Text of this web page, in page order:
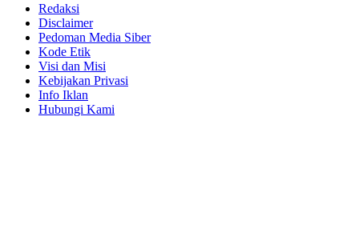
Redaksi
Disclaimer
Pedoman Media Siber
Kode Etik
Visi dan Misi
Kebijakan Privasi
Info Iklan
Hubungi Kami